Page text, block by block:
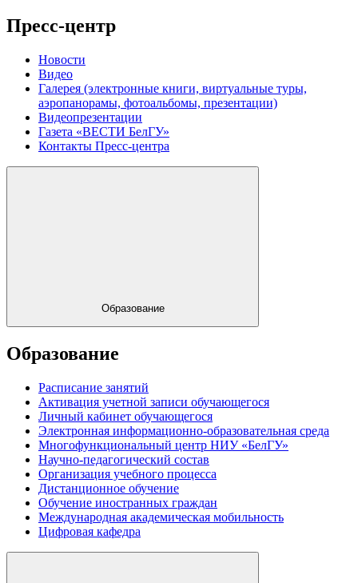
Пресс-центр
Новости
Видео
Галерея (электронные книги, виртуальные туры,
аэропанорамы, фотоальбомы, презентации)
Видеопрезентации
Газета «ВЕСТИ БелГУ»
Контакты Пресс-центра
Образование
Образование
Расписание занятий
Активация учетной записи обучающегося
Личный кабинет обучающегося
Электронная информационно-образовательная среда
Многофункциональный центр НИУ «БелГУ»
Научно-педагогический состав
Организация учебного процесса
Дистанционное обучение
Обучение иностранных граждан
Международная академическая мобильность
Цифровая кафедра